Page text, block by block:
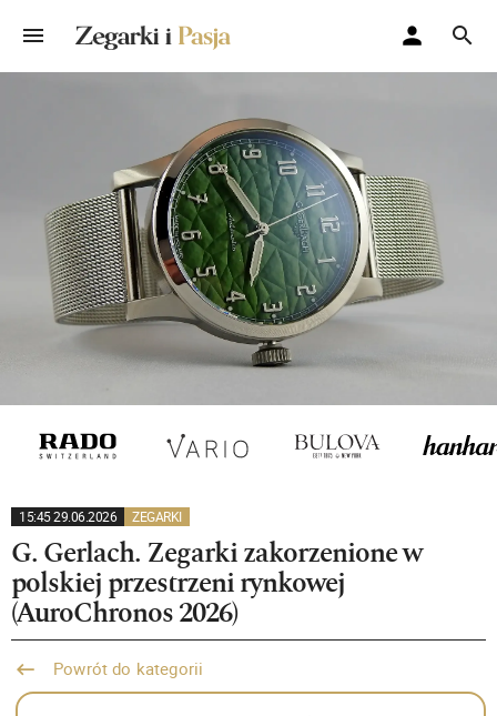
15:45 29.06.2026 ZEGARKI
G. Gerlach. Zegarki zakorzenione w
polskiej przestrzeni rynkowej
(AuroChronos 2026)
Powrót do kategorii